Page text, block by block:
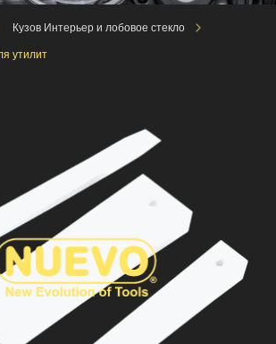
Кузов Интерьер и лобовое стекло
утилит